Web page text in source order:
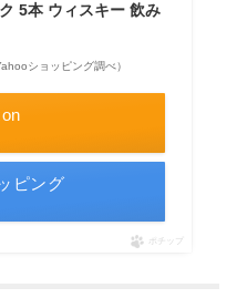
5本 ウィスキー 飲み
ショッピング調べ）
ピング
ポチップ